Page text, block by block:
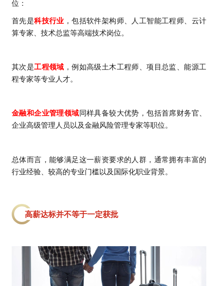
位：
首先是科技行业 ，包括软件架构师、人工智能工程师、云计
算专家、技术总监等高端技术岗位。
其次是工程领域 ，例如高级土木工程师、项目总监、能源工
程专家等专业人才。
金融和企业管理领域同样具备较大优势，包括首席财务官、
企业高级管理人员以及金融风险管理专家等职位。
总体而言，能够满足这一薪资要求的人群，通常拥有丰富的
行业经验、较高的专业门槛以及国际化职业背景。
高薪达标并不等于一定获批